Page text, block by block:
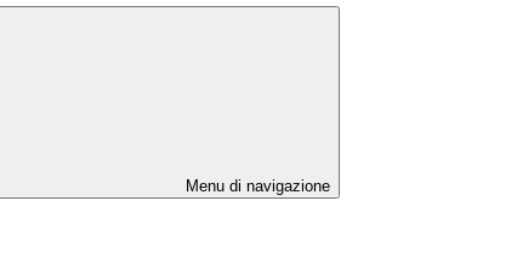
Menu di navigazione